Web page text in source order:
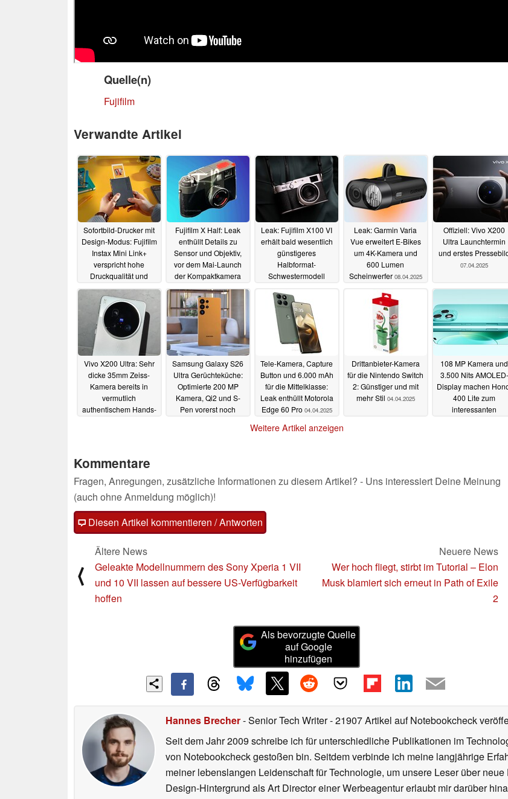
Quelle(n)
Fujifilm
Verwandte Artikel
Sofortbild-Drucker mit
Design-Modus: Fujifilm
Instax Mini Link+
verspricht hohe
Druckqualität und
Profi-Features14.01.2026
Fujifilm X Half: Leak
enthüllt Details zu
Sensor und Objektiv,
vor dem Mai-Launch
der Kompaktkamera
04.05.2025
Leak: Fujifilm X100 VI
erhält bald wesentlich
günstigeres
Halbformat-
Schwestermodell
Leak: Garmin Varia
Vue erweitert E-Bikes
um 4K-Kamera und
600 Lumen
Scheinwerfer 08.04.2025
Offiziell: Vivo X200
Ultra Launchtermin
und erstes
07.04.2025
Vivo X200 Ultra: Sehr
dicke 35mm Zeiss-
Kamera bereits in
vermutlich
authentischem Hands-
Samsung Galaxy S26
Ultra Gerüchteküche:
Optimierte 200 MP
Kamera, Qi2 und S-
Pen vorerst noch
Tele-Kamera, Capture
Button und 6.000 mAh
für die Mittelklasse:
Leak enthüllt Motorola
Edge 60 Pro 04.04.2025
Drittanbieter-Kamera
für die Nintendo Switch
2: Günstiger und mit
mehr Stil 04.04.2025
108 MP Kamera und
3.500 Nits AMOLED-
Display machen
400 Lite zum
interessanten
Weitere Artikel anzeigen
Kommentare
Fragen, Anregungen, zusätzliche Informationen zu diesem Artikel? - Uns interessiert Deine Meinung
(auch ohne Anmeldung möglich)!
Diesen Artikel kommentieren / Antworten
⟨
Ältere News
Geleakte Modellnummern des Sony Xperia 1 VII
und 10 VII lassen auf bessere US-Verfügbarkeit
hoffen
Neuere News
Wer hoch fliegt, stirbt im Tutorial – Elon
Musk blamiert sich erneut in Path of Exile
2
Als bevorzugte Quelle
auf Google
hinzufügen
Hannes Brecher- Senior Tech Writer- 21907 Artikel auf Notebookcheck
Seit dem Jahr 2009 schreibe ich für unterschiedliche Publikationen im
von Notebookcheck gestoßen bin. Seitdem verbinde ich meine langjährige
meiner lebenslangen Leidenschaft für Technologie, um unsere Leser über
Design-Hintergrund als Art Director einer Werbeagentur erlaubt mir darüber